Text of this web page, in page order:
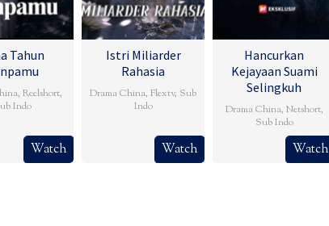
Tahun
, Reelshort,
Indo
Watch
Istri Miliarder
Rahasia
Drama China, Flextv, Sub
Indo
Watch
Hancurkan
Kejayaan Suami
Selingkuh
Drama China, Netshort,
Sub Indo
Watch